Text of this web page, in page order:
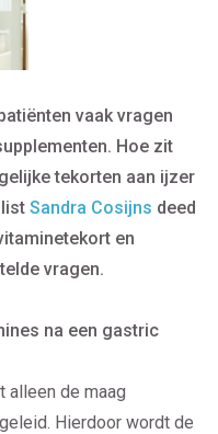
vaak vragen
Hoe zit
tekorten aan ijzer
Sandra Cosijns deed
en
vragen.
na een gastric
alleen de maag
Hierdoor wordt de